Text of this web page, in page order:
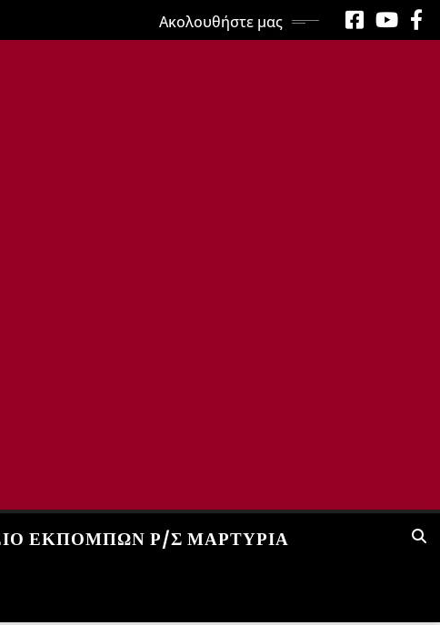
Ακολουθήστε μας
ΕΚΠΟΜΠΏΝ Ρ/Σ ΜΑΡΤΥΡΊΑ